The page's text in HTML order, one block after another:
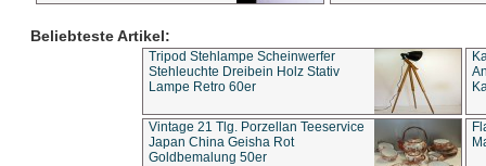
Beliebteste Artikel:
Tripod Stehlampe Scheinwerfer
Stehleuchte Dreibein Holz Stativ
Lampe Retro 60er
Vintage 21 Tlg. Porzellan Teeservice
Japan China Geisha Rot
Goldbemalung 50er